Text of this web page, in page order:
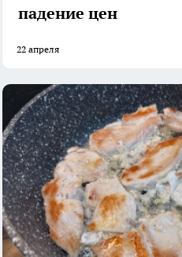
падение цен
22 апреля